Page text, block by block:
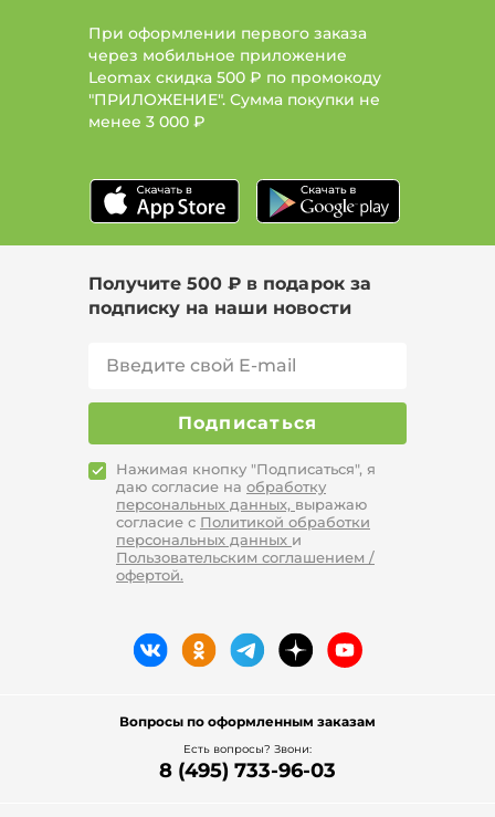
При оформлении первого заказа
через мобильное приложение
Leomax скидка 500 ₽ по промокоду
"ПРИЛОЖЕНИЕ". Сумма покупки не
менее 3 000 ₽
Получите 500 ₽ в подарок за
подписку на наши новости
Подписаться
Нажимая кнопку "Подписаться", я
даю согласие на обработку
персональных данных, выражаю
согласие с Политикой обработки
персональных данных и
Пользовательским соглашением /
офертой.
Вопросы по оформленным заказам
Есть вопросы? Звони:
8 (495) 733-96-03